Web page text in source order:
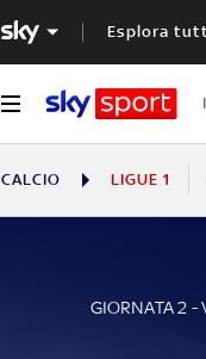
Esplora
CALCIO LIGUE 1
GIORNATA 2 -